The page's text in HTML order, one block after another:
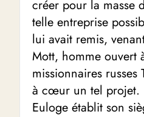
créer pour la masse
telle entreprise
lui avait remis,
Mott, homme ouvert
missionnaires
à cœur un tel projet.
Euloge établit son